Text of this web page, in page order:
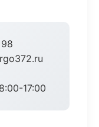
17:00